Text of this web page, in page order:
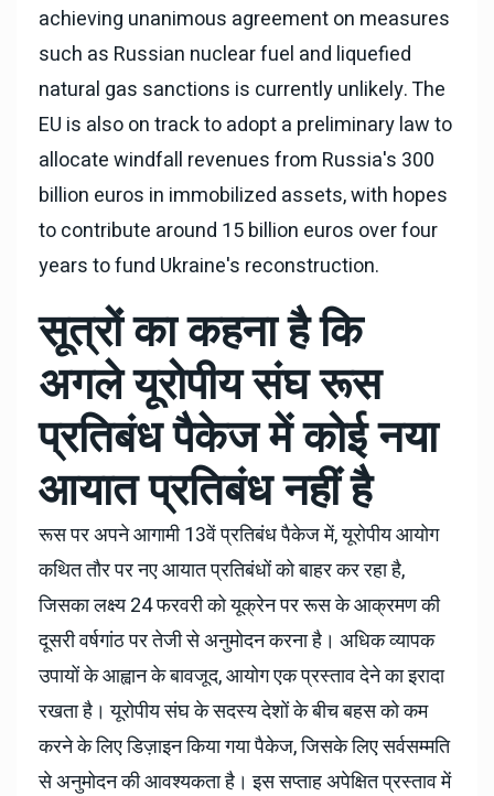
achieving unanimous agreement on measures
such as Russian nuclear fuel and liquefied
natural gas sanctions is currently unlikely. The
EU is also on track to adopt a preliminary law to
allocate windfall revenues from Russia's 300
billion euros in immobilized assets, with hopes
to contribute around 15 billion euros over four
years to fund Ukraine's reconstruction.
सूत्रों का कहना है कि
अगले यूरोपीय संघ रूस
प्रतिबंध पैकेज में कोई नया
आयात प्रतिबंध नहीं है
रूस पर अपने आगामी 13वें प्रतिबंध पैकेज में, यूरोपीय आयोग
कथित तौर पर नए आयात प्रतिबंधों को बाहर कर रहा है,
जिसका लक्ष्य 24 फरवरी को यूक्रेन पर रूस के आक्रमण की
दूसरी वर्षगांठ पर तेजी से अनुमोदन करना है। अधिक व्यापक
उपायों के आह्वान के बावजूद, आयोग एक प्रस्ताव देने का इरादा
रखता है। यूरोपीय संघ के सदस्य देशों के बीच बहस को कम
करने के लिए डिज़ाइन किया गया पैकेज, जिसके लिए सर्वसम्मति
से अनुमोदन की आवश्यकता है। इस सप्ताह अपेक्षित प्रस्ताव में